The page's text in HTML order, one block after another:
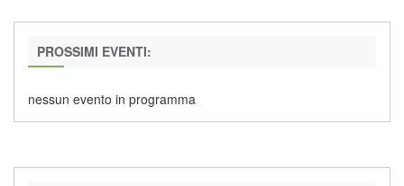
PROSSIMI EVENTI:
nessun evento in programma